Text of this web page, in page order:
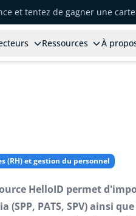
et tentez de gagner une
Ressources À
(RH) et gestion du personnel
HelloID permet
(SPP, PATS, SPV) ainsi